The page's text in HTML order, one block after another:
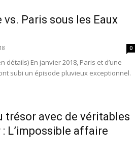
Paris sous les Eaux
0
détails) En janvier 2018, Paris et d’une
subi un épisode pluvieux exceptionnel.
trésor avec de véritables
L’impossible affaire